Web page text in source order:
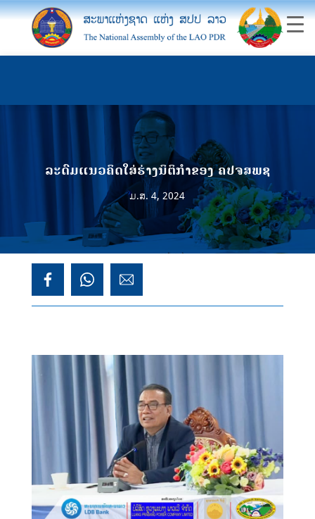
ລະດົມແນວຄິດໃສ່ຮ່າງນິຕິກໍາຂອງ ຄປຈສພຊ
ມ.ສ. 4, 2024